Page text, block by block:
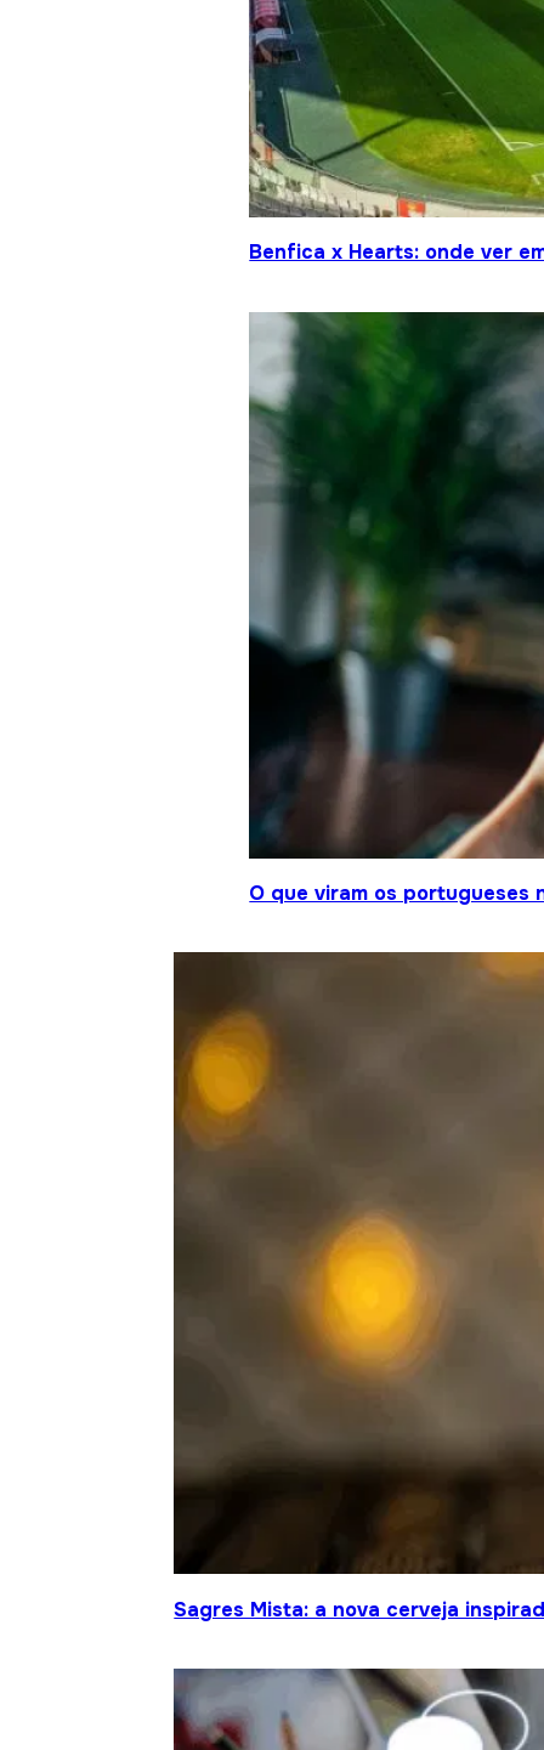
Benfica x Hearts: onde ver
O que viram os portugueses
Sagres Mista: a nova cerveja